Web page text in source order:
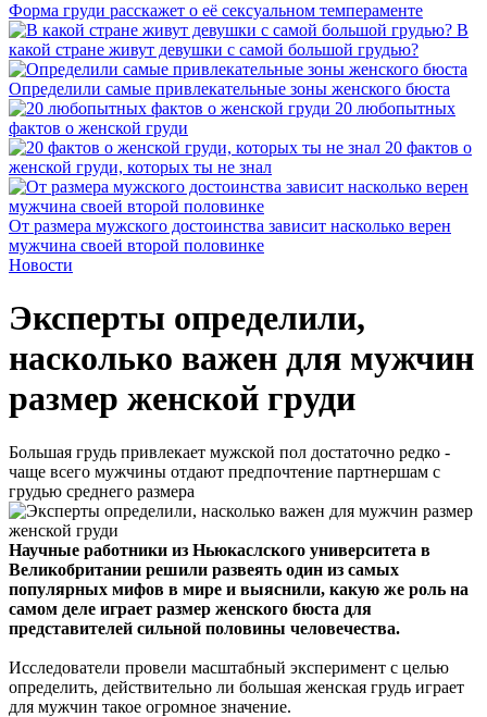
Форма груди расскажет о её сексуальном темпераменте
В
какой стране живут девушки с самой большой грудью?
Определили самые привлекательные зоны женского бюста
20 любопытных
фактов о женской груди
20 фактов о
женской груди, которых ты не знал
От размера мужского достоинства зависит насколько верен
мужчина своей второй половинке
Новости
Эксперты определили,
насколько важен для мужчин
размер женской груди
Большая грудь привлекает мужской пол достаточно редко -
чаще всего мужчины отдают предпочтение партнершам с
грудью среднего размера
Научные работники из Ньюкаслского университета в
Великобритании решили развеять один из самых
популярных мифов в мире и выяснили, какую же роль на
самом деле играет размер женского бюста для
представителей сильной половины человечества.
Исследователи провели масштабный эксперимент с целью
определить, действительно ли большая женская грудь играет
для мужчин такое огромное значение.